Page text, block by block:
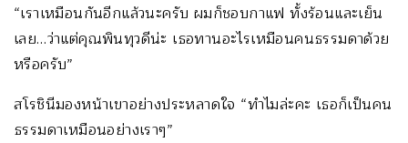
“เราเหมือนกันอีกแล้วนะครับ ผมก็ชอบกาแฟ ทั้งร้อนและเย็น
เลย…ว่าแต่คุณพินทุวดีน่ะ เธอทานอะไรเหมือนคนธรรมดาด้วย
หรือครับ”
สโรชินีมองหน้าเขาอย่างประหลาดใจ “ทำไมล่ะคะ เธอก็เป็นคน
ธรรมดาเหมือนอย่างเราๆ”